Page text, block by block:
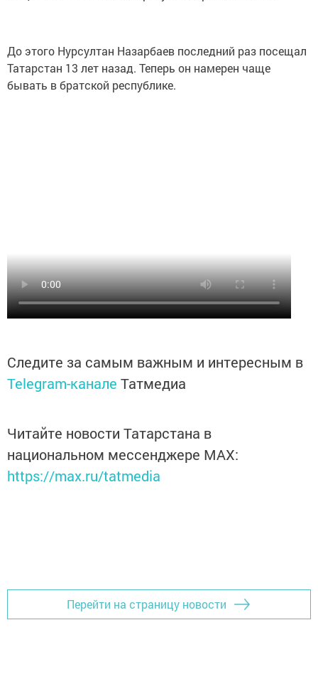
До этого Нурсултан Назарбаев последний раз посещал
Татарстан 13 лет назад. Теперь он намерен чаще
бывать в братской республике.
Следите за самым важным и интересным в
Telegram-канале Татмедиа
Читайте новости Татарстана в
национальном мессенджере MАХ:
https://max.ru/tatmedia
Перейти на страницу новости